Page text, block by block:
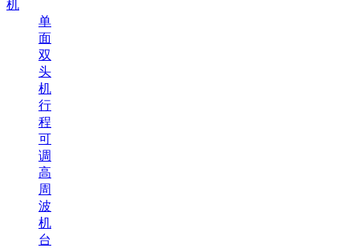
机
单
面
双
头
机
行
程
可
调
高
周
波
机
台